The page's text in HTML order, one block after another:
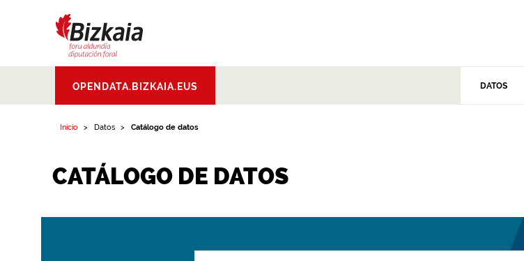
Aldundia.Diputacion
Foral de Bizkaia
OPENDATA.BIZKAIA.EUS DATOS
Inicio Datos Catálogo de datos
CATÁLOGO DE DATOS